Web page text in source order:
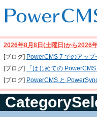
2026年8月8日(土曜日)から2026
[ブログ] PowerCMS 7 でのアップ
[ブログ]
「はじめての
[ブログ] PowerCMS と